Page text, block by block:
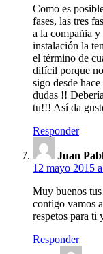
Como es
fases, las tres
a la compañia
instalación la
el término de
difícil porque
sigo desde
dudas !!
tu!!! Así da
Responder
Juan
12 mayo 2015
Muy buenos
contigo vamos
respetos para ti
Responder